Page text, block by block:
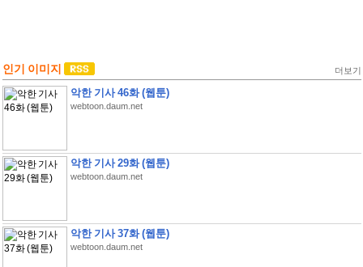
인기 이미지 더보기
악한 기사 46화 (웹툰)
webtoon.daum.net
악한 기사 29화 (웹툰)
webtoon.daum.net
악한 기사 37화 (웹툰)
webtoon.daum.net